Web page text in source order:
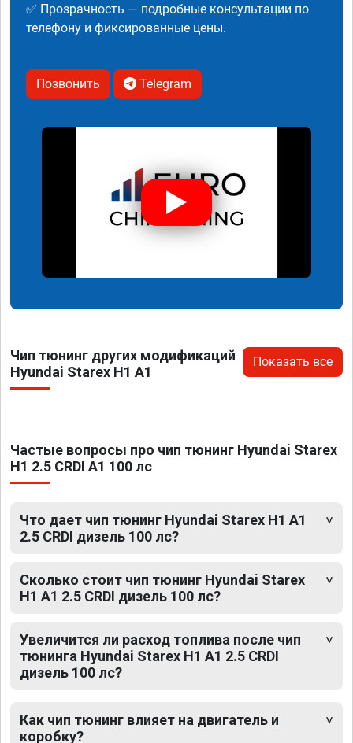
✅ Прозрачность — подробные консультации по
телефону и фиксированные цены.
Позвонить Telegram
Чип тюнинг других модификаций
Hyundai Starex H1 A1
Показать все
Частые вопросы про чип тюнинг Hyundai Starex
H1 2.5 CRDI A1 100 лс
Что дает чип тюнинг Hyundai Starex H1 A1
2.5 CRDI дизель 100 лс?
Сколько стоит чип тюнинг Hyundai Starex
H1 A1 2.5 CRDI дизель 100 лс?
Увеличится ли расход топлива после чип
тюнинга Hyundai Starex H1 A1 2.5 CRDI
дизель 100 лс?
Как чип тюнинг влияет на двигатель и
коробку?